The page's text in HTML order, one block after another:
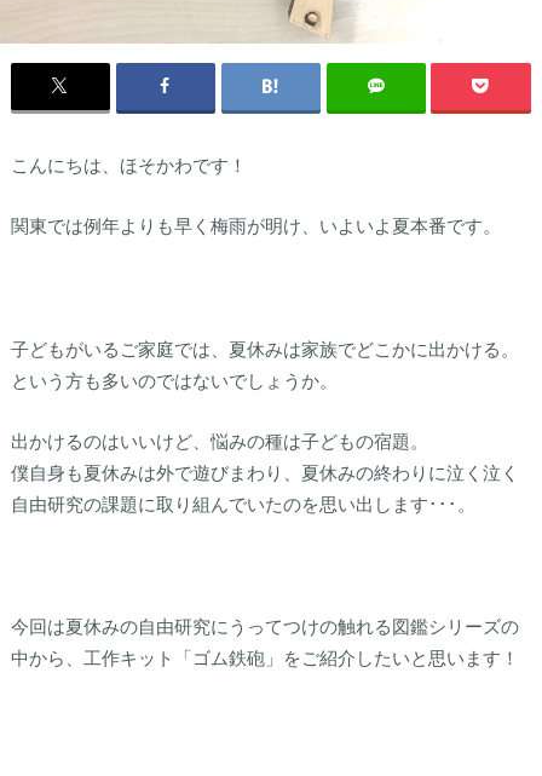
こんにちは、ほそかわです！
関東では例年よりも早く梅雨が明け、いよいよ夏本番です。
子どもがいるご家庭では、夏休みは家族でどこかに出かける。
という方も多いのではないでしょうか。
出かけるのはいいけど、悩みの種は子どもの宿題。
僕自身も夏休みは外で遊びまわり、夏休みの終わりに泣く泣く
自由研究の課題に取り組んでいたのを思い出します･･･。
今回は夏休みの自由研究にうってつけの触れる図鑑シリーズの
中から、工作キット「ゴム鉄砲」をご紹介したいと思います！